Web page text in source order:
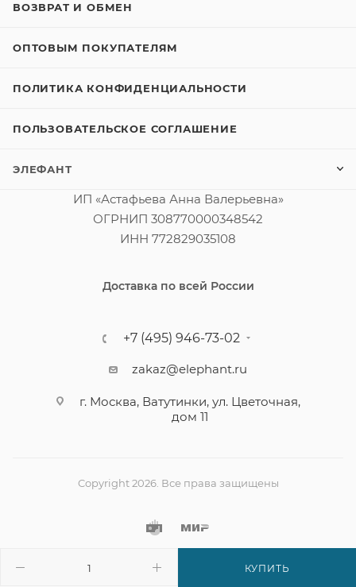
КУПИТЬ
ВОЗВРАТ И ОБМЕН
ОПТОВЫМ ПОКУПАТЕЛЯМ
ПОЛИТИКА КОНФИДЕНЦИАЛЬНОСТИ
ПОЛЬЗОВАТЕЛЬСКОЕ СОГЛАШЕНИЕ
ЭЛЕФАНТ
ИП «Астафьева Анна Валерьевна»
ОГРНИП 308770000348542
ИНН 772829035108
Доставка по всей России
+7 (495) 946-73-02
zakaz@elephant.ru
г. Москва, Ватутинки, ул. Цветочная,
дом 11
Copyright 2026. Все права защищены